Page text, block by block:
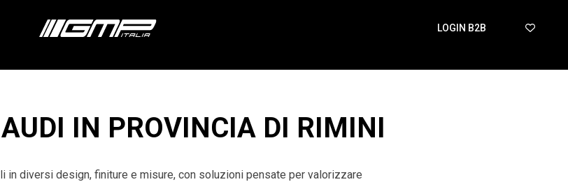
LOGIN B2B
IN PROVINCIA DI RIMINI
in diversi design, finiture e misure, con soluzioni pensate per valorizzare